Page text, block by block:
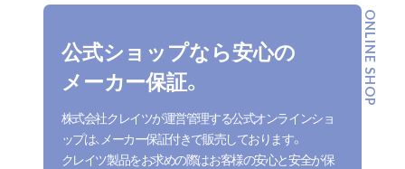
公式ショップなら安心の
メーカー保証。
株式会社クレイツが運営管理する公式オンラインショ
ップは、メーカー保証付きで販売しております。
クレイツ製品をお求めの際はお客様の安心と安全が保
ONLINE SHOP